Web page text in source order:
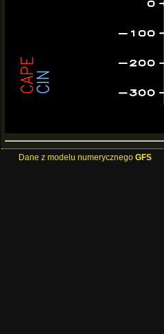
Dane z modelu numerycznego GFS